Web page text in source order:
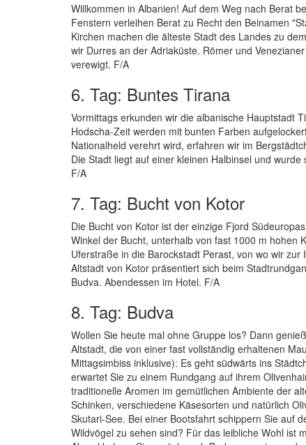
Willkommen in Albanien! Auf dem Weg nach Berat
Fenstern verleihen Berat zu Recht den Beinamen
Kirchen machen die älteste Stadt des Landes zu
wir Durres an der Adriaküste. Römer und
verewigt. F/A
6. Tag: Buntes Tirana
Vormittags erkunden wir die albanische Hauptstadt
Hodscha-Zeit werden mit bunten Farben
Nationalheld verehrt wird, erfahren wir im
Die Stadt liegt auf einer kleinen Halbinsel und
F/A
7. Tag: Bucht von Kotor
Die Bucht von Kotor ist der einzige Fjord
Winkel der Bucht, unterhalb von fast 1000 m hohen
Uferstraße in die Barockstadt Perast, von wo wir
Altstadt von Kotor präsentiert sich beim
Budva. Abendessen im Hotel. F/A
8. Tag: Budva
Wollen Sie heute mal ohne Gruppe los? Dann
Altstadt, die von einer fast vollständig erhaltenen
Mittagsimbiss inklusive): Es geht südwärts ins
erwartet Sie zu einem Rundgang auf ihrem
traditionelle Aromen im gemütlichen Ambiente der
Schinken, verschiedene Käsesorten und natürlich
Skutari-See. Bei einer Bootsfahrt schippern Sie auf
Wildvögel zu sehen sind? Für das leibliche Wohl ist